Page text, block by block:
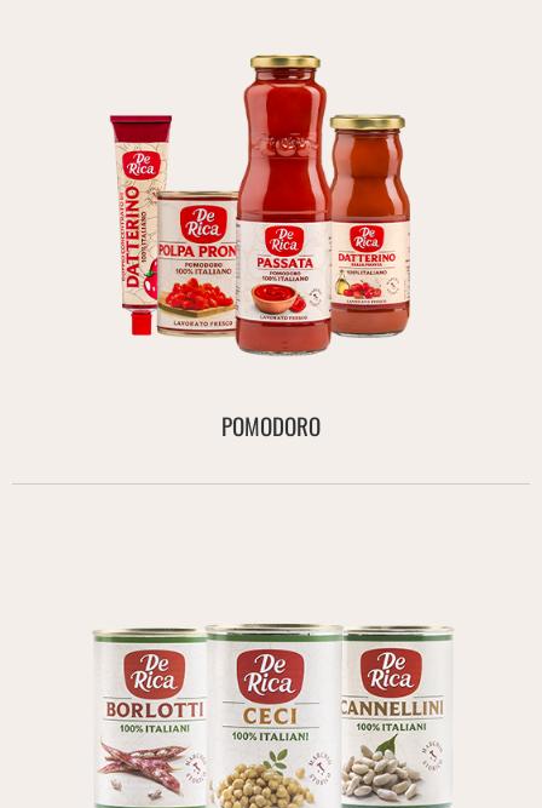
POMODORO